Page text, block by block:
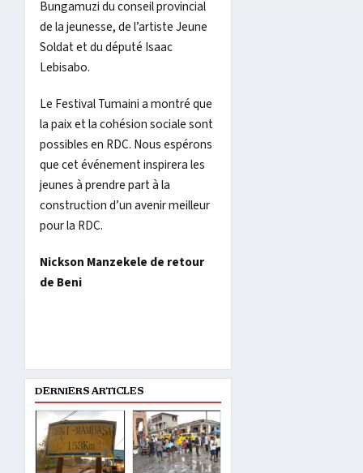
Bungamuzi du conseil provincial
de la jeunesse, de l’artiste Jeune
Soldat et du député Isaac
Lebisabo.
Le Festival Tumaini a montré que
la paix et la cohésion sociale sont
possibles en RDC. Nous espérons
que cet événement inspirera les
jeunes à prendre part à la
construction d’un avenir meilleur
pour la RDC.
Nickson Manzekele de retour
de Beni
DERNIERS ARTICLES